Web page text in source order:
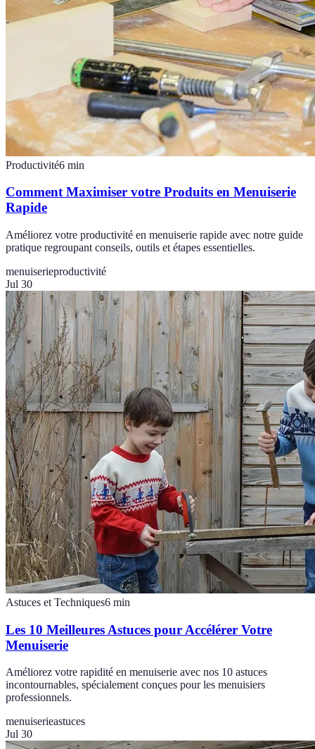
Productivité6 min
Comment Maximiser votre Produits en Menuiserie
Rapide
Améliorez votre productivité en menuiserie rapide avec notre guide
pratique regroupant conseils, outils et étapes essentielles.
menuiserieproductivité
Jul 30
Astuces et Techniques6 min
Les 10 Meilleures Astuces pour Accélérer Votre
Menuiserie
Améliorez votre rapidité en menuiserie avec nos 10 astuces
incontournables, spécialement conçues pour les menuisiers
professionnels.
menuiserieastuces
Jul 30